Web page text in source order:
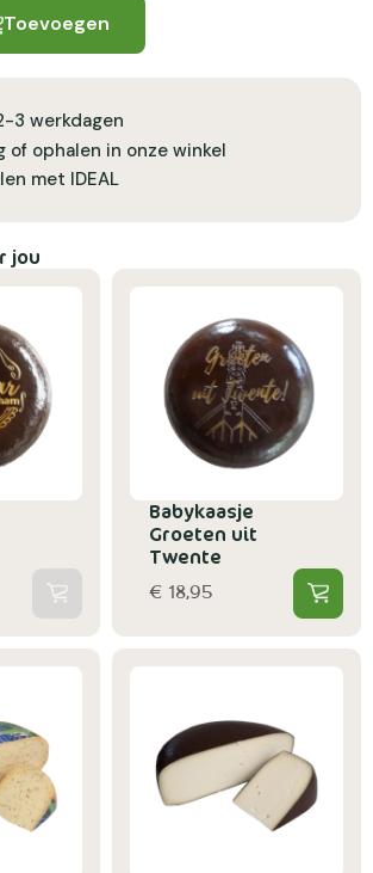
Toevoegen
3 werkdagen
of ophalen in onze winkel
met IDEAL
jou
Babykaasje
Groeten uit
Twente
€ 18,95